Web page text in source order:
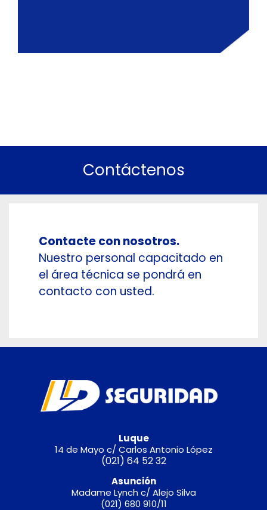
Contáctenos
Contacte con nosotros.
Nuestro personal capacitado en
el área técnica se pondrá en
contacto con usted.
Luque
14 de Mayo c/ Carlos Antonio López
(021) 64 52 32
Asunción
Madame Lynch c/ Alejo Silva
(021) 680 910/11